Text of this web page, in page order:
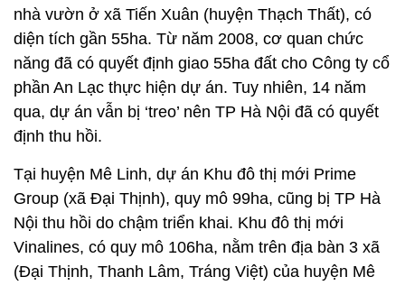
nhà vườn ở xã Tiến Xuân (huyện Thạch Thất), có
diện tích gần 55ha. Từ năm 2008, cơ quan chức
năng đã có quyết định giao 55ha đất cho Công ty cổ
phần An Lạc thực hiện dự án. Tuy nhiên, 14 năm
qua, dự án vẫn bị ‘treo’ nên TP Hà Nội đã có quyết
định thu hồi.
Tại huyện Mê Linh, dự án Khu đô thị mới Prime
Group (xã Đại Thịnh), quy mô 99ha, cũng bị TP Hà
Nội thu hồi do chậm triển khai. Khu đô thị mới
Vinalines, có quy mô 106ha, nằm trên địa bàn 3 xã
(Đại Thịnh, Thanh Lâm, Tráng Việt) của huyện Mê